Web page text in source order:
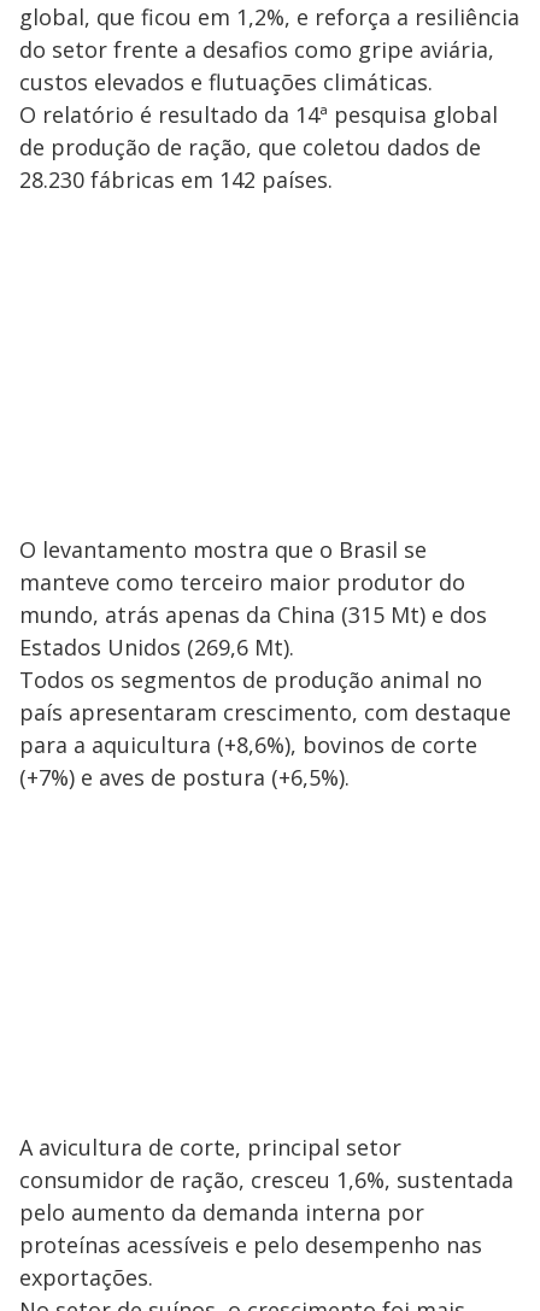
global, que ficou em 1,2%, e reforça a resiliência
do setor frente a desafios como gripe aviária,
custos elevados e flutuações climáticas.
O relatório é resultado da 14ª pesquisa global
de produção de ração, que coletou dados de
28.230 fábricas em 142 países.
O levantamento mostra que o Brasil se
manteve como terceiro maior produtor do
mundo, atrás apenas da China (315 Mt) e dos
Estados Unidos (269,6 Mt).
Todos os segmentos de produção animal no
país apresentaram crescimento, com destaque
para a aquicultura (+8,6%), bovinos de corte
(+7%) e aves de postura (+6,5%).
A avicultura de corte, principal setor
consumidor de ração, cresceu 1,6%, sustentada
pelo aumento da demanda interna por
proteínas acessíveis e pelo desempenho nas
exportações.